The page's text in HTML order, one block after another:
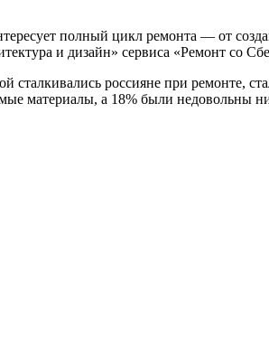
полный цикл ремонта — от
и дизайн» сервиса «Ремонт со
россияне при ремонте,
материалы, а 18% были недовольны